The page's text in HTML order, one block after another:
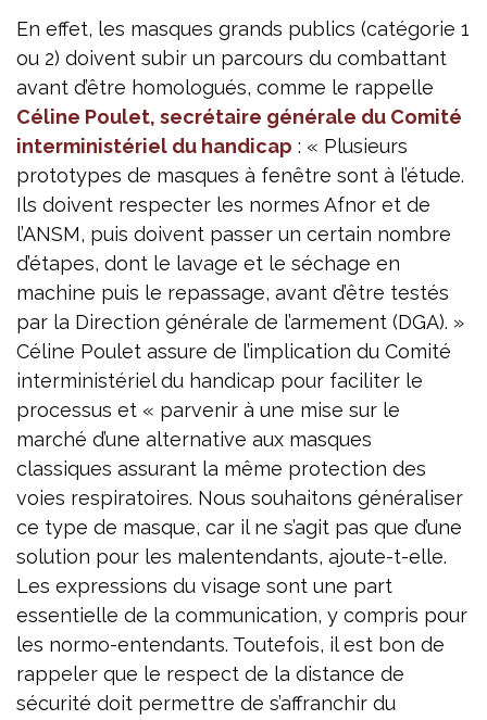
En effet, les masques grands publics (catégorie 1
ou 2) doivent subir un parcours du combattant
avant d’être homologués, comme le rappelle
Céline Poulet, secrétaire générale du Comité
interministériel du handicap : « Plusieurs
prototypes de masques à fenêtre sont à l’étude.
Ils doivent respecter les normes Afnor et de
l’ANSM, puis doivent passer un certain nombre
d’étapes, dont le lavage et le séchage en
machine puis le repassage, avant d’être testés
par la Direction générale de l’armement (DGA). »
Céline Poulet assure de l’implication du Comité
interministériel du handicap pour faciliter le
processus et « parvenir à une mise sur le
marché d’une alternative aux masques
classiques assurant la même protection des
voies respiratoires. Nous souhaitons généraliser
ce type de masque, car il ne s’agit pas que d’une
solution pour les malentendants, ajoute-t-elle.
Les expressions du visage sont une part
essentielle de la communication, y compris pour
les normo-entendants. Toutefois, il est bon de
rappeler que le respect de la distance de
sécurité doit permettre de s’affranchir du